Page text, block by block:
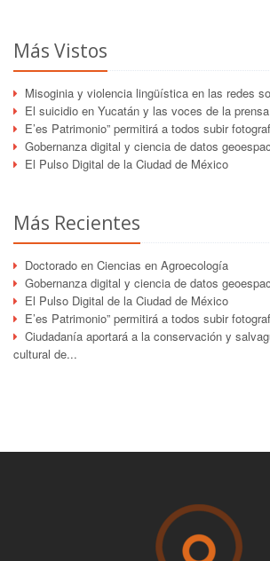
Más Vistos
Misoginia y violencia lingüística en las redes
El suicidio en Yucatán y las voces de la prensa
E’es Patrimonio” permitirá a todos subir
Gobernanza digital y ciencia de datos
El Pulso Digital de la Ciudad de México
Más Recientes
Doctorado en Ciencias en Agroecología
Gobernanza digital y ciencia de datos
El Pulso Digital de la Ciudad de México
E’es Patrimonio” permitirá a todos subir
Ciudadanía aportará a la conservación y
cultural de...